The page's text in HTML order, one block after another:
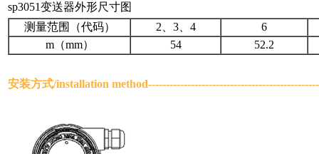
sp3051变送器外形尺寸图
测量范围（代码）
2、3、4
6
m（mm）
54 52.2
安装方式/installation method